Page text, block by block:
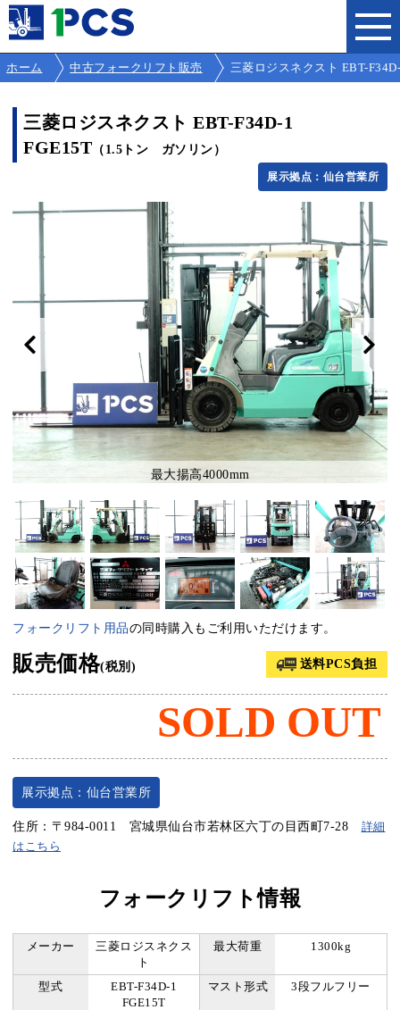
ホーム 中古フォークリフト販売 三菱ロジスネクスト EBT-
三菱ロジスネクスト EBT-F34D-1
FGE15T （1.5トン ガソリン）
展示拠点：仙台営業所
最大揚高4000mm
フォークリフト用品の同時購入もご利用いただけます。
展示拠点：仙台営業所
住所：〒984-0011 宮城県仙台市若林区六丁の目西町7-28 詳細
はこちら
フォークリフト情報
メーカー
三菱ロジスネクス
ト
最大荷重 1300kg
型式
EBT-F34D-1
FGE15T
マスト形式 3段フルフリー
販売価格(税別) 送料PCS負担
SOLD OUT